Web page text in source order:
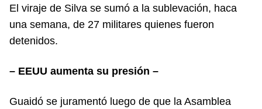
El viraje de Silva se sumó a la sublevación, haca
una semana, de 27 militares quienes fueron
detenidos.
– EEUU aumenta su presión –
Guaidó se juramentó luego de que la Asamblea